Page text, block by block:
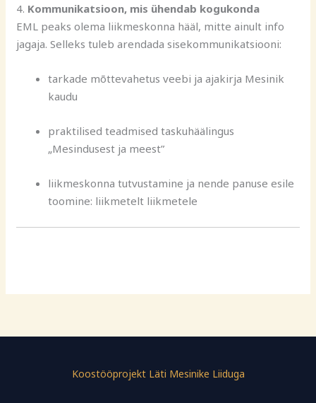
4. Kommunikatsioon, mis ühendab kogukonda
EML peaks olema liikmeskonna hääl, mitte ainult info
jagaja. Selleks tuleb arendada sisekommunikatsiooni:
tarkade mõttevahetus veebi ja ajakirja Mesinik
kaudu
praktilised teadmised taskuhäälingus
„Mesindusest ja meest”
liikmeskonna tutvustamine ja nende panuse esile
toomine: liikmetelt liikmetele
Koostööprojekt Läti Mesinike Liiduga